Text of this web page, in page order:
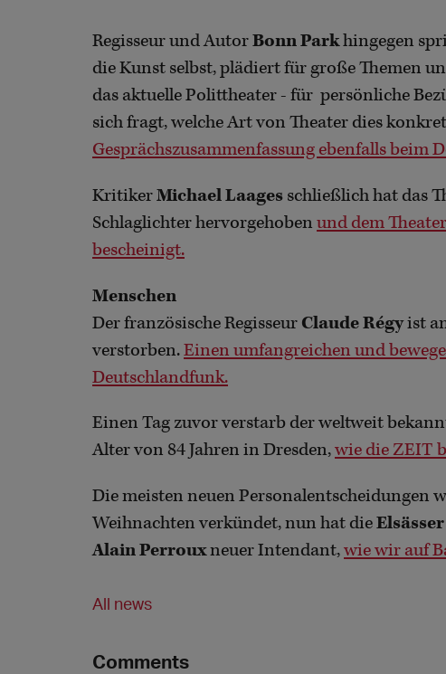
Regisseur und AutorBonn Parkhingegen
die Kunst selbst, plädiert für große Themen
das aktuelle Polittheater - für persönliche
sich fragt, welche Art von Theater dies
Gesprächszusammenfassung ebenfalls beim
KritikerMichael Laages schließlich hat das
Schlaglichter hervorgehoben und dem
bescheinigt.
Menschen
Der französische Regisseur Claude Régyist
verstorben.Einen umfangreichen und
Deutschlandfunk.
Einen Tag zuvor verstarb der weltweit
Alter von 84 Jahren in Dresden,wie die ZEIT
Die meisten neuen Personalentscheidungen
Weihnachten verkündet, nun hat die
Alain Perrouxneuer Intendant,wie wir auf
All news
Comments